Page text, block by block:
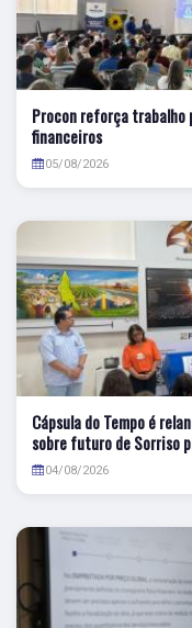
Procon reforça trabalho
financeiros
05/08/2026
Cápsula do Tempo é
sobre futuro de Sorriso
04/08/2026